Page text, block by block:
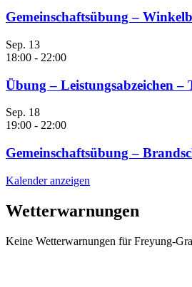
Gemeinschaftsübung –
Sep. 13
18:00 - 22:00
Übung – Leistungsabzeichen –
Sep. 18
19:00 - 22:00
Gemeinschaftsübung –
Kalender anzeigen
Wetterwarnungen
Keine Wetterwarnungen für Freyung-